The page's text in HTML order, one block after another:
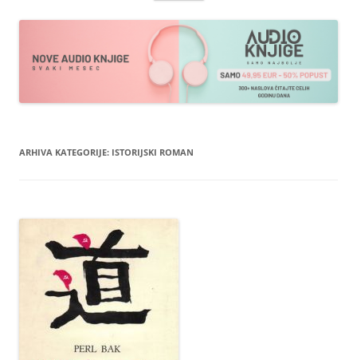
sadržaja
ARHIVA KATEGORIJE: ISTORIJSKI ROMAN